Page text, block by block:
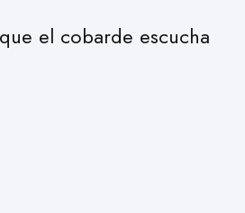
el cobarde escucha